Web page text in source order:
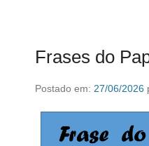
Frases do
Postado em: 27/06/2026